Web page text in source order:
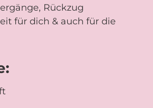
Rückzug
für dich & auch für die